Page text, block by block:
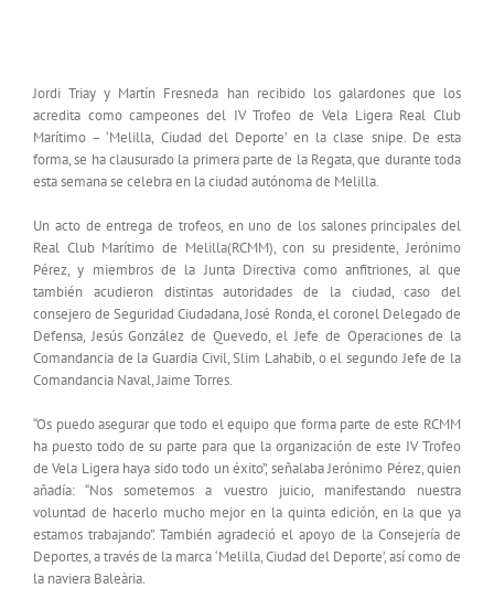
Jordi Triay y Martín Fresneda han recibido los galardones que los
acredita como campeones del IV Trofeo de Vela Ligera Real Club
Marítimo – ‘Melilla, Ciudad del Deporte’ en la clase snipe. De esta
forma, se ha clausurado la primera parte de la Regata, que durante toda
esta semana se celebra en la ciudad autónoma de Melilla.
Un acto de entrega de trofeos, en uno de los salones principales del
Real Club Marítimo de Melilla(RCMM), con su presidente, Jerónimo
Pérez, y miembros de la Junta Directiva como anfitriones, al que
también acudieron distintas autoridades de la ciudad, caso del
consejero de Seguridad Ciudadana, José Ronda, el coronel Delegado de
Defensa, Jesús González de Quevedo, el Jefe de Operaciones de la
Comandancia de la Guardia Civil, Slim Lahabib, o el segundo Jefe de la
Comandancia Naval, Jaime Torres.
“Os puedo asegurar que todo el equipo que forma parte de este RCMM
ha puesto todo de su parte para que la organización de este IV Trofeo
de Vela Ligera haya sido todo un éxito”, señalaba Jerónimo Pérez, quien
añadía: “Nos sometemos a vuestro juicio, manifestando nuestra
voluntad de hacerlo mucho mejor en la quinta edición, en la que ya
estamos trabajando”. También agradeció el apoyo de la Consejería de
Deportes, a través de la marca ‘Melilla, Ciudad del Deporte’, así como de
la naviera Baleària.